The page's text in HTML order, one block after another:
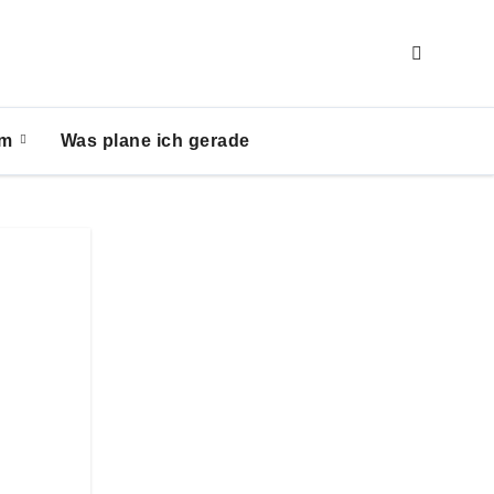
Was plane ich gerade